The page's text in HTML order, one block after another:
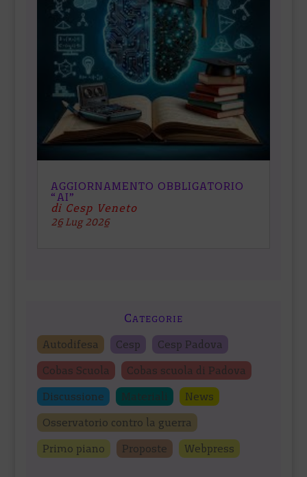
AGGIORNAMENTO OBBLIGATORIO
“AI”
di Cesp Veneto
26 Lug 2026
Categorie
Autodifesa Cesp
Cesp Padova
Cobas Scuola
Cobas scuola di Padova
Discussione
Materiali
News
Osservatorio contro la guerra
Primo piano
Proposte Webpress